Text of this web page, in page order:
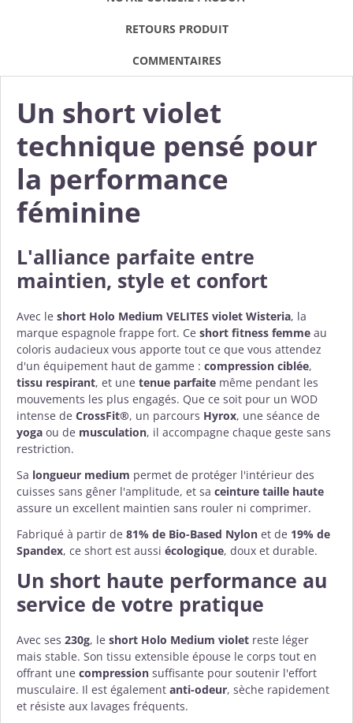
RETOURS PRODUIT
COMMENTAIRES
Un short violet
technique pensé pour
la performance
féminine
L'alliance parfaite entre
maintien, style et confort
Avec le short Holo Medium VELITES violet Wisteria, la
marque espagnole frappe fort. Ce short fitness femme au
coloris audacieux vous apporte tout ce que vous attendez
d'un équipement haut de gamme : compression ciblée,
tissu respirant, et une tenue parfaite même pendant les
mouvements les plus engagés. Que ce soit pour un WOD
intense de CrossFit®, un parcours Hyrox, une séance de
yoga ou de musculation, il accompagne chaque geste sans
restriction.
Sa longueur medium permet de protéger l'intérieur des
cuisses sans gêner l'amplitude, et sa ceinture taille haute
assure un excellent maintien sans rouler ni comprimer.
Fabriqué à partir de 81% de Bio-Based Nylon et de 19% de
Spandex, ce short est aussi écologique, doux et durable.
Un short haute performance au
service de votre pratique
Avec ses 230g, le short Holo Medium violet reste léger
mais stable. Son tissu extensible épouse le corps tout en
offrant une compression suffisante pour soutenir l'effort
musculaire. Il est également anti-odeur, sèche rapidement
et résiste aux lavages fréquents.